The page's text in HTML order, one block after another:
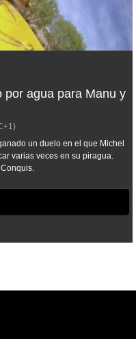
por agua para Manu y
un duelo en el que Michel
varias veces en su piragua.